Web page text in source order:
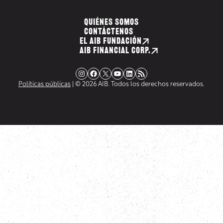
QUIÉNES SOMOS
CONTÁCTENOS
EL AIB FUNDACIÓN
AIB FINANCIAL CORP.
Instagram Facebook X YouTube LinkedIn Fuente RSS
Políticas públicas | © 2026 AIB. Todos los derechos reservados.